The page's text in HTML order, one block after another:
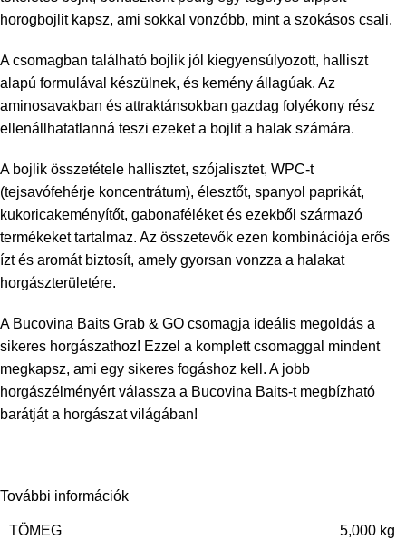
horogbojlit kapsz, ami sokkal vonzóbb, mint a szokásos csali.
A csomagban található bojlik jól kiegyensúlyozott, halliszt
alapú formulával készülnek, és kemény állagúak. Az
aminosavakban és attraktánsokban gazdag folyékony rész
ellenállhatatlanná teszi ezeket a bojlit a halak számára.
A bojlik összetétele hallisztet, szójalisztet, WPC-t
(tejsavófehérje koncentrátum), élesztőt, spanyol paprikát,
kukoricakeményítőt, gabonaféléket és ezekből származó
termékeket tartalmaz. Az összetevők ezen kombinációja erős
ízt és aromát biztosít, amely gyorsan vonzza a halakat
horgászterületére.
A Bucovina Baits Grab & GO csomagja ideális megoldás a
sikeres horgászathoz! Ezzel a komplett csomaggal mindent
megkapsz, ami egy sikeres fogáshoz kell. A jobb
horgászélményért válassza a Bucovina Baits-t megbízható
barátját a horgászat világában!
További információk
TÖMEG 5,000 kg